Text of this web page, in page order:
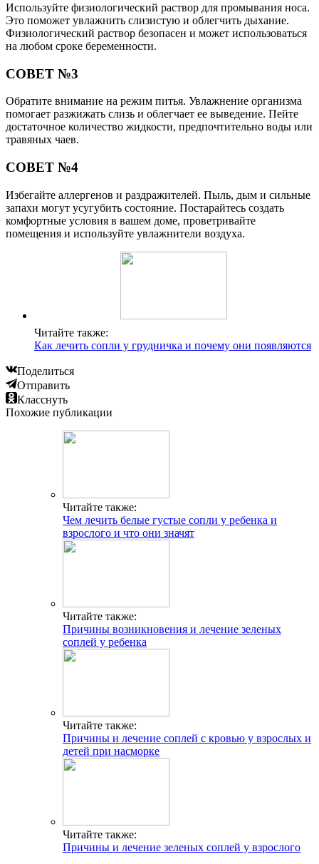
Используйте физиологический раствор для промывания носа.
Это поможет увлажнить слизистую и облегчить дыхание.
Физиологический раствор безопасен и может использоваться
на любом сроке беременности.
СОВЕТ №3
Обратите внимание на режим питья. Увлажнение организма
помогает разжижать слизь и облегчает ее выведение. Пейте
достаточное количество жидкости, предпочтительно воды или
травяных чаев.
СОВЕТ №4
Избегайте аллергенов и раздражителей. Пыль, дым и сильные
запахи могут усугубить состояние. Постарайтесь создать
комфортные условия в вашем доме, проветривайте
помещения и используйте увлажнители воздуха.
Читайте также:
Как лечить сопли у грудничка и почему они появляются
Поделиться
Отправить
Класснуть
Похожие публикации
Читайте также:
Чем лечить белые густые сопли у ребенка и
взрослого и что они значят
Читайте также:
Причины возникновения и лечение зеленых
соплей у ребенка
Читайте также:
Причины и лечение соплей с кровью у взрослых и
детей при насморке
Читайте также:
Причины и лечение зеленых соплей у взрослого